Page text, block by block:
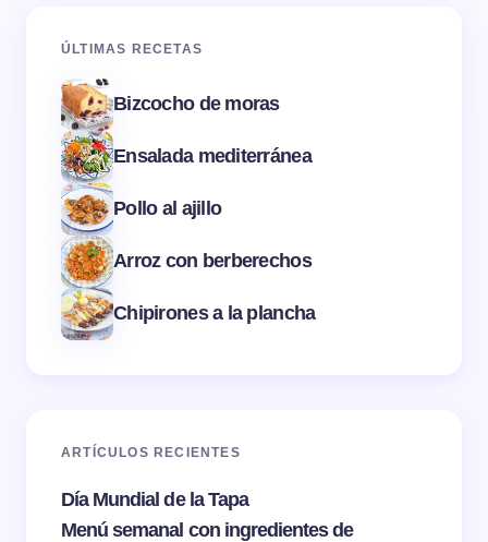
ÚLTIMAS RECETAS
Bizcocho de moras
Ensalada mediterránea
Pollo al ajillo
Arroz con berberechos
Chipirones a la plancha
ARTÍCULOS RECIENTES
Día Mundial de la Tapa
Menú semanal con ingredientes de